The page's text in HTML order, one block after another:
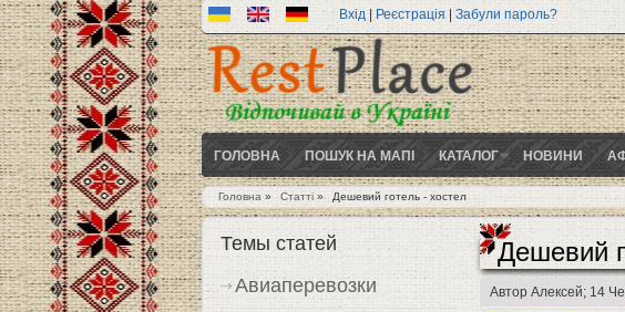
Вхід | Реєстрація|Забули пароль?
ГОЛОВНА ПОШУК НА МАПІ КАТАЛОГ НОВИНИ
Ви є тут
Головна» Статті » Дешевий готель - хостел
Дешевий
Автор Алексей; 14
Темы статей
Авиаперевозки